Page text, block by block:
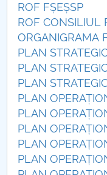
Români de
Senat
Facultăți
Studenți
Ghiduri pentru
Relații Publice
ROF FȘEȘSP
ROF CONSILIUL
ORGANIGRAMA
PLAN
PLAN
PLAN
PLAN
PLAN
PLAN
PLAN
PLAN